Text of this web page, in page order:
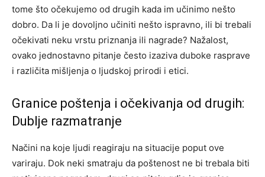
tome što očekujemo od drugih kada im učinimo nešto
dobro. Da li je dovoljno učiniti nešto ispravno, ili bi trebali
očekivati neku vrstu priznanja ili nagrade? Nažalost,
ovako jednostavno pitanje često izaziva duboke rasprave
i različita mišljenja o ljudskoj prirodi i etici.
Granice poštenja i očekivanja od drugih:
Dublje razmatranje
Načini na koje ljudi reagiraju na situacije poput ove
variraju. Dok neki smatraju da poštenost ne bi trebala biti